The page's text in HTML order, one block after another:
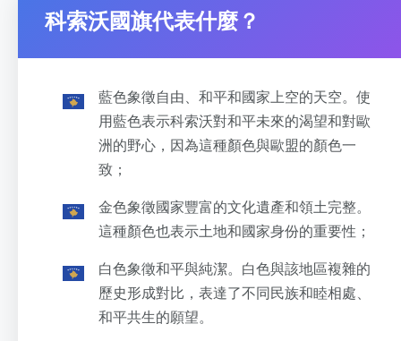
科索沃國旗代表什麼？
藍色象徵自由、和平和國家上空的天空。使
用藍色表示科索沃對和平未來的渴望和對歐
洲的野心，因為這種顏色與歐盟的顏色一
致；
金色象徵國家豐富的文化遺產和領土完整。
這種顏色也表示土地和國家身份的重要性；
白色象徵和平與純潔。白色與該地區複雜的
歷史形成對比，表達了不同民族和睦相處、
和平共生的願望。